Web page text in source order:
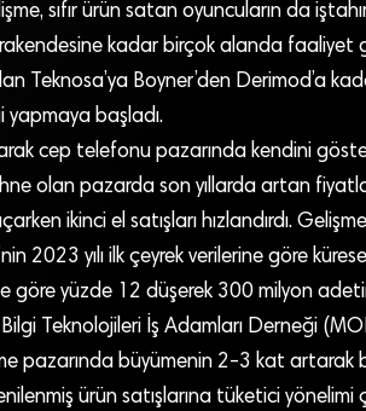
sıfır ürün satan oyuncuların da
kadar birçok alanda faaliyet
Teknosa’ya Boyner’den Derimod’a
yapmaya başladı.
cep telefonu pazarında kendini
olan pazarda son yıllarda artan fiyatlar
ikinci el satışları hızlandırdı.
2023 yılı ilk çeyrek verilerine göre
göre yüzde 12 düşerek 300 milyon
Teknolojileri İş Adamları Derneği
pazarında büyümenin 2-3 kat artarak
ürün satışlarına tüketici